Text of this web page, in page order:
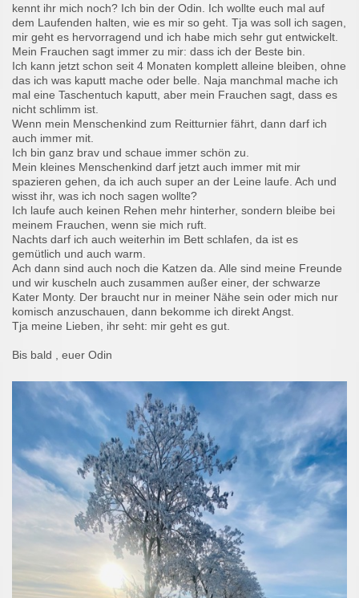
kennt ihr mich noch? Ich bin der Odin. Ich wollte euch mal auf
dem Laufenden halten, wie es mir so geht. Tja was soll ich sagen,
mir geht es hervorragend und ich habe mich sehr gut entwickelt.
Mein Frauchen sagt immer zu mir: dass ich der Beste bin.
Ich kann jetzt schon seit 4 Monaten komplett alleine bleiben, ohne
das ich was kaputt mache oder belle. Naja manchmal mache ich
mal eine Taschentuch kaputt, aber mein Frauchen sagt, dass es
nicht schlimm ist.
Wenn mein Menschenkind zum Reitturnier fährt, dann darf ich
auch immer mit.
Ich bin ganz brav und schaue immer schön zu.
Mein kleines Menschenkind darf jetzt auch immer mit mir
spazieren gehen, da ich auch super an der Leine laufe. Ach und
wisst ihr, was ich noch sagen wollte?
Ich laufe auch keinen Rehen mehr hinterher, sondern bleibe bei
meinem Frauchen, wenn sie mich ruft.
Nachts darf ich auch weiterhin im Bett schlafen, da ist es
gemütlich und auch warm.
Ach dann sind auch noch die Katzen da. Alle sind meine Freunde
und wir kuscheln auch zusammen außer einer, der schwarze
Kater Monty. Der braucht nur in meiner Nähe sein oder mich nur
komisch anzuschauen, dann bekomme ich direkt Angst.
Tja meine Lieben, ihr seht: mir geht es gut.
Bis bald , euer Odin